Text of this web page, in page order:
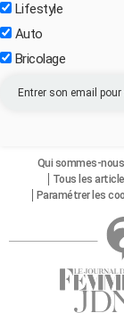
Lifestyle
Auto
Bricolage
Qui sommes-
Tous les
Paramétrer les